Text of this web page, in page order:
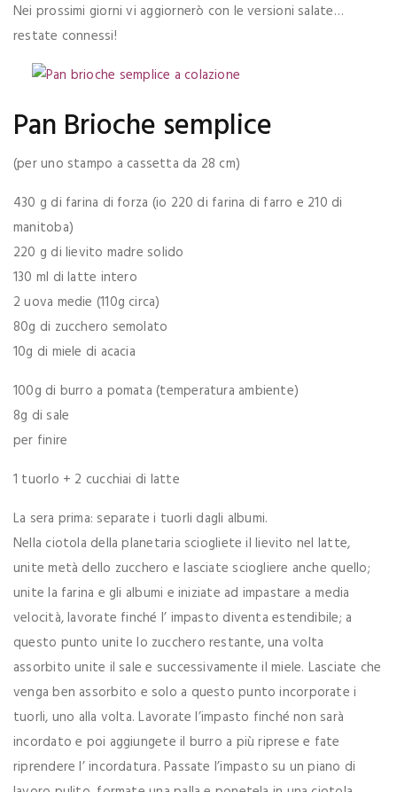
Nei prossimi giorni vi aggiornerò con le versioni salate…
restate connessi!
Pan Brioche semplice
(per uno stampo a cassetta da 28 cm)
430 g di farina di forza (io 220 di farina di farro e 210 di
manitoba)
220 g di lievito madre solido
130 ml di latte intero
2 uova medie (110g circa)
80g di zucchero semolato
10g di miele di acacia
100g di burro a pomata (temperatura ambiente)
8g di sale
per finire
1 tuorlo + 2 cucchiai di latte
La sera prima: separate i tuorli dagli albumi.
Nella ciotola della planetaria sciogliete il lievito nel latte,
unite metà dello zucchero e lasciate sciogliere anche quello;
unite la farina e gli albumi e iniziate ad impastare a media
velocità, lavorate finché l’ impasto diventa estendibile; a
questo punto unite lo zucchero restante, una volta
assorbito unite il sale e successivamente il miele. Lasciate che
venga ben assorbito e solo a questo punto incorporate i
tuorli, uno alla volta. Lavorate l’impasto finché non sarà
incordato e poi aggiungete il burro a più riprese e fate
riprendere l’ incordatura. Passate l’impasto su un piano di